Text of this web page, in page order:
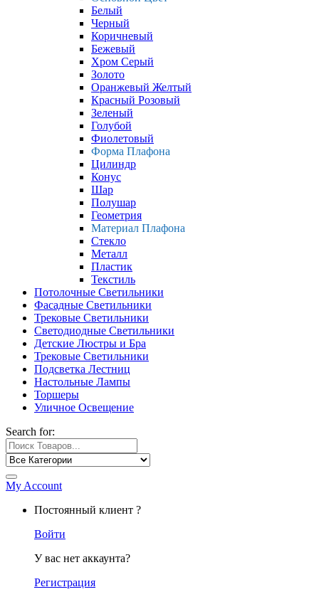
Белый
Черный
Коричневый
Бежевый
Хром Серый
Золото
Оранжевый Желтый
Красный Розовый
Зеленый
Голубой
Фиолетовый
Форма Плафона
Цилиндр
Конус
Шар
Полушар
Геометрия
Материал Плафона
Стекло
Металл
Пластик
Текстиль
Потолочные Светильники
Фасадные Светильники
Трековые Светильники
Светодиодные Светильники
Детские Люстры и Бра
Трековые Светильники
Подсветка Лестниц
Настольные Лампы
Торшеры
Уличное Освещение
Search for:
My Account
Постоянный клиент ?
Войти
У вас нет аккаунта?
Регистрация